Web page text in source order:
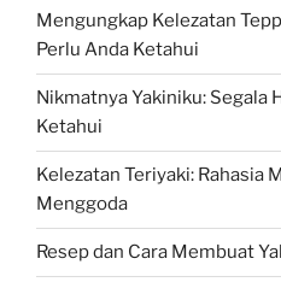
Mengungkap Kelezatan
Perlu Anda Ketahui
Nikmatnya Yakiniku: Segala
Ketahui
Kelezatan Teriyaki: Rahasia
Menggoda
Resep dan Cara Membuat